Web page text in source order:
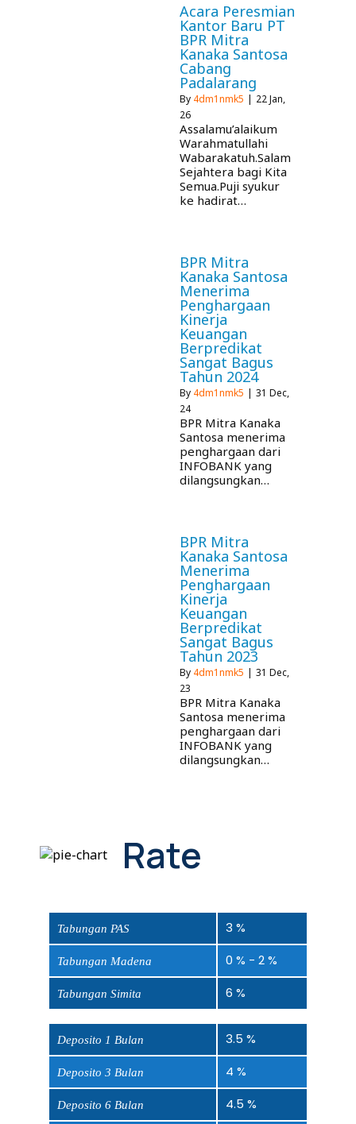
Acara Peresmian
Kantor Baru PT
BPR Mitra
Kanaka Santosa
Cabang
Padalarang
By 4dm1nmk5 | 22 Jan,
26
Assalamu’alaikum
Warahmatullahi
Wabarakatuh.Salam
Sejahtera bagi Kita
Semua.Puji syukur
ke hadirat…
BPR Mitra
Kanaka Santosa
Menerima
Penghargaan
Kinerja
Keuangan
Berpredikat
Sangat Bagus
Tahun 2024
By 4dm1nmk5 | 31 Dec,
24
BPR Mitra Kanaka
Santosa menerima
penghargaan dari
INFOBANK yang
dilangsungkan…
BPR Mitra
Kanaka Santosa
Menerima
Penghargaan
Kinerja
Keuangan
Berpredikat
Sangat Bagus
Tahun 2023
By 4dm1nmk5 | 31 Dec,
23
BPR Mitra Kanaka
Santosa menerima
penghargaan dari
INFOBANK yang
dilangsungkan…
Rate
Tabungan PAS 3 %
Tabungan Madena 0 % - 2 %
Tabungan Simita 6 %
Deposito 1 Bulan 3.5 %
Deposito 3 Bulan 4 %
Deposito 6 Bulan 4.5 %